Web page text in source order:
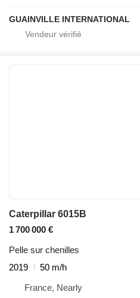
GUAINVILLE INTERNATIONAL
Caterpillar 6015B
1 700 000 €
Pelle sur chenilles
2019
50 m/h
France, Nearly